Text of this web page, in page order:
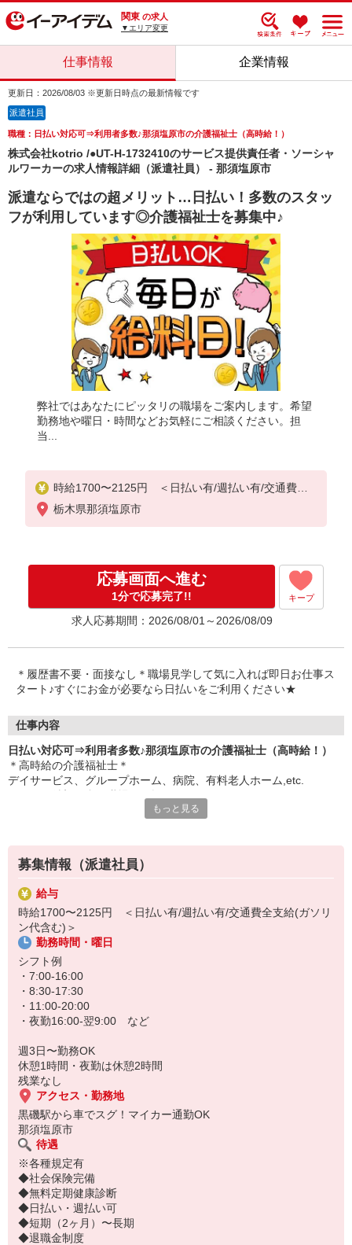
関東 の求人
▼エリア変更
仕事情報 企業情報
更新日：2026/08/03 ※更新日時点の最新情報です
派遣社員
職種：日払い対応可⇒利用者多数♪那須塩原市の介護福祉士（高時給！）
株式会社kotrio /●UT-H-1732410のサービス提供責任者・ソーシャ
ルワーカーの求人情報詳細（派遣社員） - 那須塩原市
派遣ならではの超メリット…日払い！多数のスタッ
フが利用しています◎介護福祉士を募集中♪
弊社ではあなたにピッタリの職場をご案内します。希望
勤務地や曜日・時間などお気軽にご相談ください。担
当...
時給1700〜2125円 ＜日払い有/週払い有/交通費全
支給(ガソリン代含む)＞
栃木県那須塩原市
応募画面へ進む
1分で応募完了!! キープ
求人応募期間：2026/08/01～2026/08/09
＊履歴書不要・面接なし＊職場見学して気に入れば即日お仕事ス
タート♪すぐにお金が必要なら日払いをご利用ください★
仕事内容
日払い対応可⇒利用者多数♪那須塩原市の介護福祉士（高時給！）
＊高時給の介護福祉士＊
デイサービス、グループホーム、病院、有料老人ホーム,etc.
・施設内の掃除
・利用者さんや家族の相談受付
・他の介護スタッフへの助言やサポート など
日払い週払いOKです♪
派遣ならではのメリットなので必要であればぜひご活用ください◎
20代から30代40代50代ミドル60代シニアまで幅広く活躍中＊
もっと見る
募集情報（派遣社員）
給与
時給1700〜2125円 ＜日払い有/週払い有/交通費全支給(ガソリ
ン代含む)＞
勤務時間・曜日
シフト例
・7:00-16:00
・8:30-17:30
・11:00-20:00
・夜勤16:00-翌9:00 など
週3日〜勤務OK
休憩1時間・夜勤は休憩2時間
残業なし
アクセス・勤務地
黒磯駅から車でスグ！マイカー通勤OK
那須塩原市
待遇
※各種規定有
◆社会保険完備
◆無料定期健康診断
◆日払い・週払い可
◆短期（2ヶ月）〜長期
◆退職金制度